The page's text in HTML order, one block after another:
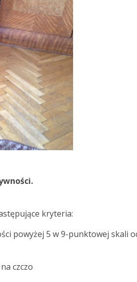
kryteria:
powyżej 5 w 9-punktowej skali
czczo